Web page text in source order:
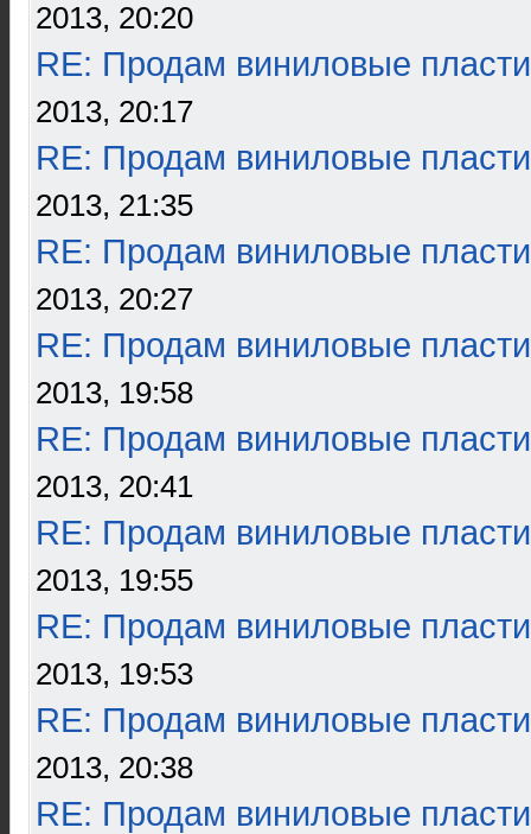
2013, 20:20
RE: Продам виниловые
2013, 20:17
RE: Продам виниловые
2013, 21:35
RE: Продам виниловые
2013, 20:27
RE: Продам виниловые
2013, 19:58
RE: Продам виниловые
2013, 20:41
RE: Продам виниловые
2013, 19:55
RE: Продам виниловые
2013, 19:53
RE: Продам виниловые
2013, 20:38
RE: Продам виниловые